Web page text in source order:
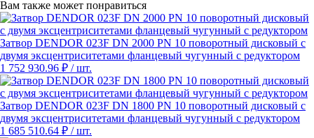
Вам также может понравиться
Затвор DENDOR 023F DN 2000 PN 10 поворотный дисковый c
двумя эксцентриситетами фланцевый чугунный с редуктором
1 752 930.96 ₽ / шт.
Затвор DENDOR 023F DN 1800 PN 10 поворотный дисковый c
двумя эксцентриситетами фланцевый чугунный с редуктором
1 685 510.64 ₽ / шт.